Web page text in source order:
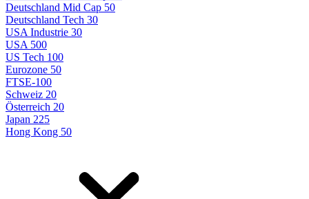
Deutschland Mid Cap 50
Deutschland Tech 30
USA Industrie 30
USA 500
US Tech 100
Eurozone 50
FTSE-100
Schweiz 20
Österreich 20
Japan 225
Hong Kong 50